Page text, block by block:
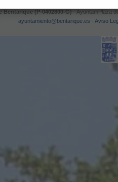
Bentarique (P-0402800-G) - AyuntamPlaza
ayuntamiento@bentarique.es -Aviso